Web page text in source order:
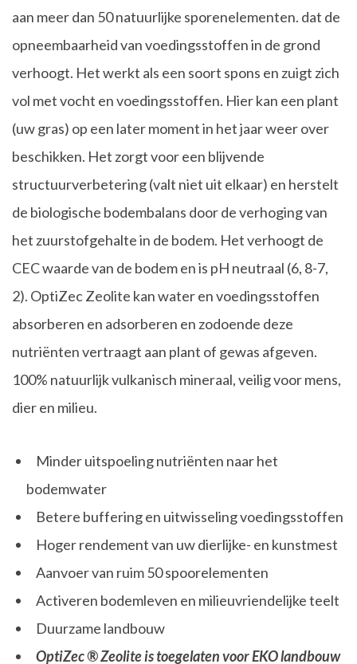
aan meer dan 50 natuurlijke sporenelementen. dat de
opneembaarheid van voedingsstoffen in de grond
verhoogt. Het werkt als een soort spons en zuigt zich
vol met vocht en voedingsstoffen. Hier kan een plant
(uw gras) op een later moment in het jaar weer over
beschikken. Het zorgt voor een blijvende
structuurverbetering (valt niet uit elkaar) en herstelt
de biologische bodembalans door de verhoging van
het zuurstofgehalte in de bodem. Het verhoogt de
CEC waarde van de bodem en is pH neutraal (6, 8-7,
2). OptiZec Zeolite kan water en voedingsstoffen
absorberen en adsorberen en zodoende deze
nutriënten vertraagt aan plant of gewas afgeven.
100% natuurlijk vulkanisch mineraal, veilig voor mens,
dier en milieu.
Minder uitspoeling nutriënten naar het
bodemwater
Betere buffering en uitwisseling voedingsstoffen
Hoger rendement van uw dierlijke- en kunstmest
Aanvoer van ruim 50 spoorelementen
Activeren bodemleven en milieuvriendelijke teelt
Duurzame landbouw
OptiZec ® Zeolite is toegelaten voor EKO landbouw